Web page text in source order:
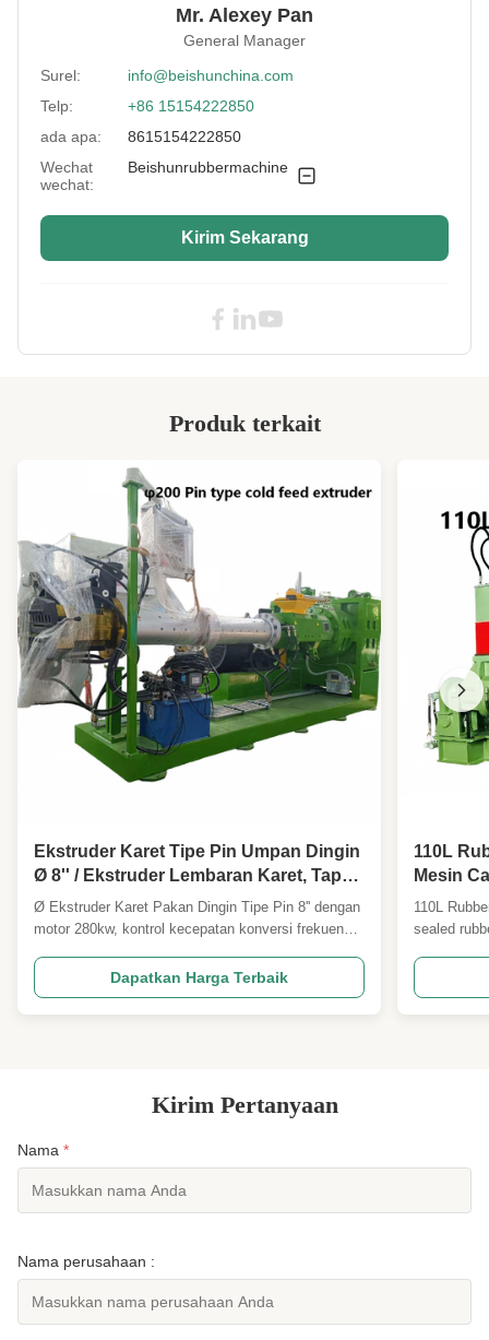
10MPa
Vacuum System: Opsional
Max Temperature: 200℃
Heating Method:
Type:
Opsional
Mesin Kalender Karet 4 Gulung
Mr. Alexey Pan
General Manager
Surel:
info@beishunchina.com
Telp:
+86 15154222850
ada apa:
8615154222850
Wechat
wechat:
Beishunrubbermachine
Kirim Sekarang
Produk terkait
Ekstruder Karet Tipe Pin Umpan Dingin
Ø 8'' / Ekstruder Lembaran Karet, Tapak
Ban
Ø Ekstruder Karet Pakan Dingin Tipe Pin 8'' dengan
motor 280kw, kontrol kecepatan konversi frekuensi,
cold-feed tipe pin untuk output 50% lebih tinggi dan
konsumsi energi 35% lebih rendah dibandingkan
ekstruder tradisional. Bersertifikat ISO9001 & CE,
Dapatkan Harga Terbaik
110L
Mesin
110L
sealed
Kirim Pertanyaan
Nama *
Nama perusahaan :